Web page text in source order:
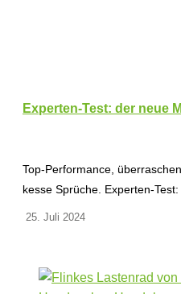
Experten-Test: der neue
Top-Performance,
kesse Sprüche. Experten-
25. Juli 2024